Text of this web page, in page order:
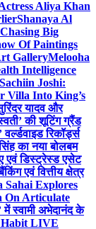
Aliya Khan
Shanaya Al
Big
Of Paintings
GalleryMelooha
Intelligence
Sachiin Joshi:
Villa Into King’s
यादव और
की शूटिंग ग्रैंड
रिकॉर्ड्स
का नया बोलबम
एवं डिस्ट्रेस्ड एसेट
एवं वित्तीय क्षेत्र
Sahai Explores
On Articulate
स्वामी अभेदानंद के
LIVE